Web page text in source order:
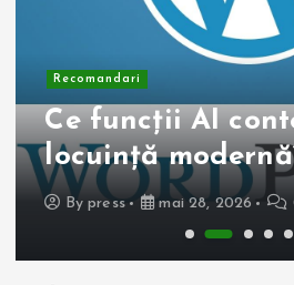
Recomandari
Ce funcții AI
locuință
Bypress mai 28, 2026